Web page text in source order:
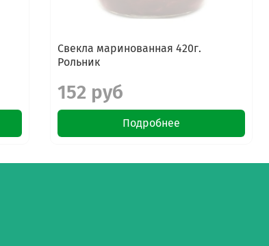
Свекла маринованная 420г.
Рольник
152 руб
Подробнее